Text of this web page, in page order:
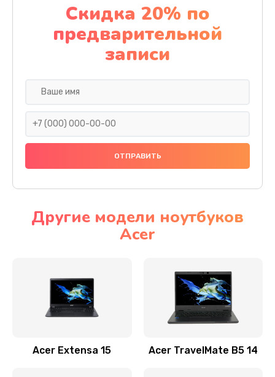
Чистка от пыли
1060 руб.
Заказать
Ремонт подсветки
Настройка BIOS
Замена видеочипа
Заказать
Скидка 20% по
предварительной
записи
Другие модели ноутбуков
Acer
Acer Extensa 15 Acer TravelMate B5 14